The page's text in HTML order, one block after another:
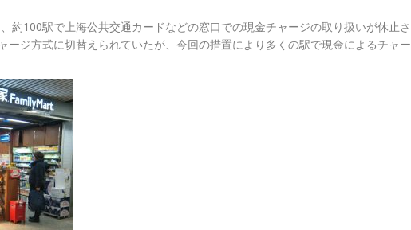
約100駅で上海公共交通カードなどの窓口での現金チャージの取り扱いが休止さ
ージ方式に切替えられていたが、今回の措置により多くの駅で現金によるチャー